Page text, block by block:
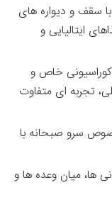
سقف و دیواره های
ایتالیایی و
خاص و
تجربه ای متفاوت
سرو صبحانه با
ها، میان وعده ها و